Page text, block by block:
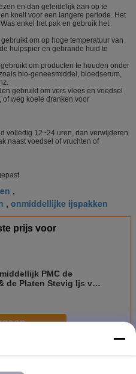
en dan geleidelijk aan op te
koelt voor een langere periode. Het
enkel het pak en gebruik het
om op hoge temperatuur van
hulpspier en gebrande huid te
om producten te houden onder
bio-geneesmiddel, bloedserum,
gebruikt om vers vlees en voedsel
of weg koele dranken voor
volledig 12~24 uren, dan verwijderen
naast voedsel of vruchten of
,
, onmiddellijke ijspakken
prijs voor
PMC de
de Platen Stevig Ijs van